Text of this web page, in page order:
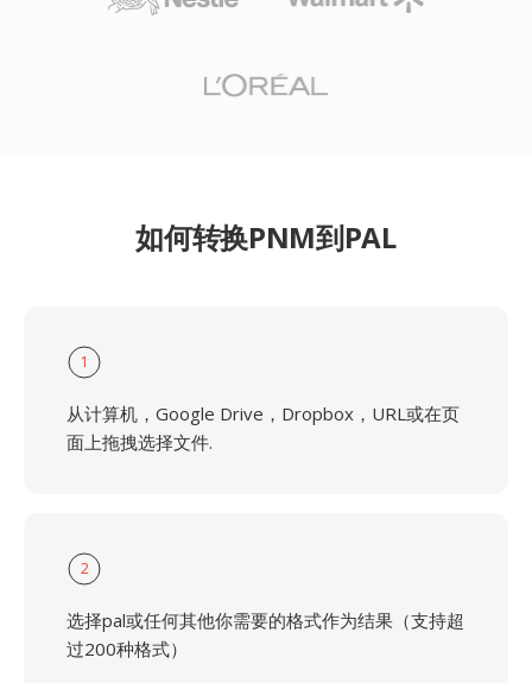
如何转换PNM到PAL
1
从计算机，Google Drive，Dropbox，URL或在页
面上拖拽选择文件.
2
选择pal或任何其他你需要的格式作为结果（支持超
过200种格式）